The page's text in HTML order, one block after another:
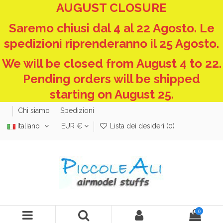
AUGUST CLOSURE
Saremo chiusi dal 4 al 22 Agosto. Le
spedizioni riprenderanno il 25 Agosto.
We will be closed from August 4 to 22.
Pending orders will be shipped
starting on August 25.
Chi siamo
Spedizioni
Italiano
EUR € Lista dei desideri (0)
0